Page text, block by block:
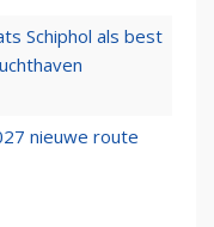
Schiphol als best
nieuwe route